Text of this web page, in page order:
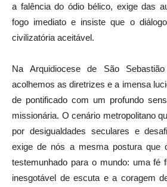
a falência do ódio bélico, exige das
fogo imediato e insiste que o
civilizatória aceitável.
Na Arquidiocese de São
acolhemos as diretrizes e a imensa
de pontificado com um profundo
missionária. O cenário metropolitano
por desigualdades seculares e
exige de nós a mesma postura que
testemunhado para o mundo: uma fé
inesgotável de escuta e a coragem